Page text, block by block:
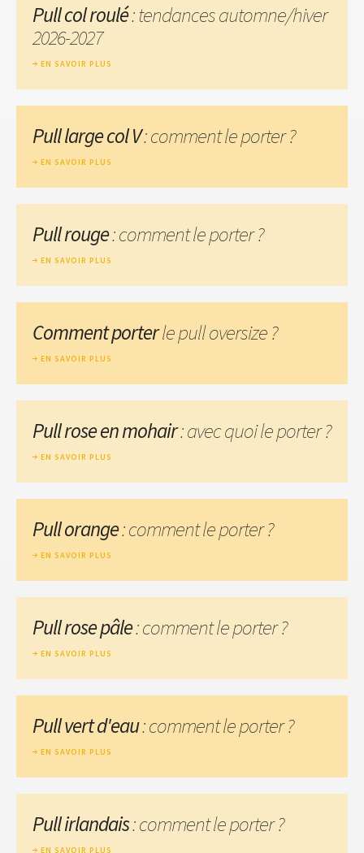
Pull col roulé: tendances automne/hiver
2026-2027
EN SAVOIR PLUS
Pull large col V: comment le porter ?
EN SAVOIR PLUS
Pull rouge: comment le porter ?
EN SAVOIR PLUS
Comment porterle pull oversize ?
EN SAVOIR PLUS
Pull rose en mohair: avec quoi le porter ?
EN SAVOIR PLUS
Pull orange: comment le porter ?
EN SAVOIR PLUS
Pull rose pâle: comment le porter ?
EN SAVOIR PLUS
Pull vert d'eau: comment le porter ?
EN SAVOIR PLUS
Pull irlandais: comment le porter ?
EN SAVOIR PLUS